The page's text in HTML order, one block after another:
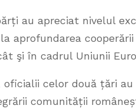
au apreciat nivelul
aprofundarea
şi în cadrul Uniunii
celor două țări
comunității